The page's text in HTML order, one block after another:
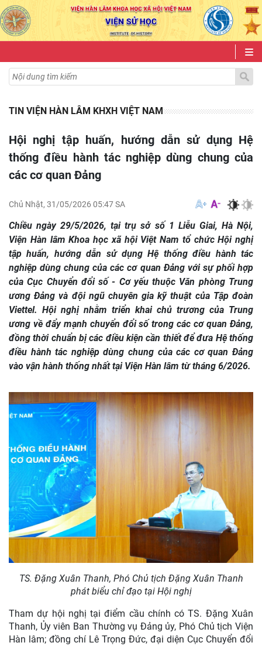
TIN VIỆN HÀN LÂM KHXH VIỆT NAM
Hội nghị tập huấn, hướng dẫn sử dụng Hệ
thống điều hành tác nghiệp dùng chung của
các cơ quan Đảng
Chủ Nhật, 31/05/2026 05:47 SA
Chiều ngày 29/5/2026, tại trụ sở số 1 Liễu Giai, Hà Nội,
Viện Hàn lâm Khoa học xã hội Việt Nam tổ chức Hội nghị
tập huấn, hướng dẫn sử dụng Hệ thống điều hành tác
nghiệp dùng chung của các cơ quan Đảng với sự phối hợp
của Cục Chuyển đổi số - Cơ yếu thuộc Văn phòng Trung
ương Đảng và đội ngũ chuyên gia kỹ thuật của Tập đoàn
Viettel. Hội nghị nhằm triển khai chủ trương của Trung
ương về đẩy mạnh chuyển đổi số trong các cơ quan Đảng,
đồng thời chuẩn bị các điều kiện cần thiết để đưa Hệ thống
điều hành tác nghiệp dùng chung của các cơ quan Đảng
vào vận hành thống nhất tại Viện Hàn lâm từ tháng 6/2026.
TS. Đặng Xuân Thanh, Phó Chủ tịch Đặng Xuân Thanh
phát biểu chỉ đạo tại Hội nghị
Tham dự hội nghị tại điểm cầu chính có TS. Đặng Xuân
Thanh, Ủy viên Ban Thường vụ Đảng ủy, Phó Chủ tịch Viện
Hàn lâm; đồng chí Lê Trọng Đức, đại diện Cục Chuyển đổi